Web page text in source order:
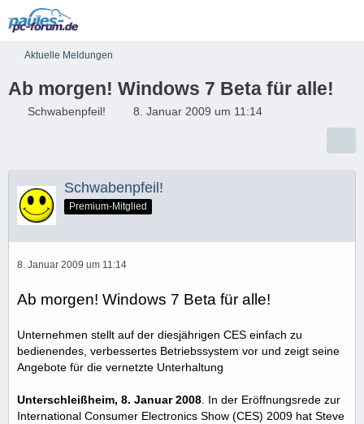
Aktuelle Meldungen
Ab morgen! Windows 7 Beta für alle!
Schwabenpfeil! 8. Januar 2009 um 11:14
Schwabenpfeil!
Premium-Mitglied
8. Januar 2009 um 11:14
Ab morgen! Windows 7 Beta für alle!
Unternehmen stellt auf der diesjährigen CES einfach zu
bedienendes, verbessertes Betriebssystem vor und zeigt seine
Angebote für die vernetzte Unterhaltung
Unterschleißheim, 8. Januar 2008 . In der Eröffnungsrede zur
International Consumer Electronics Show (CES) 2009 hat Steve